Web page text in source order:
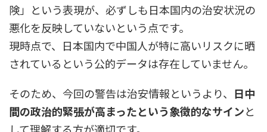
険」という表現が、必ずしも日本国内の治安状況の
悪化を反映していないという点です。
現時点で、日本国内で中国人が特に高いリスクに晒
されているという公的データは存在していません。
そのため、今回の警告は治安情報というより、 日中
間の政治的緊張が高まったという象徴的なサインと
して理解する方が適切です。